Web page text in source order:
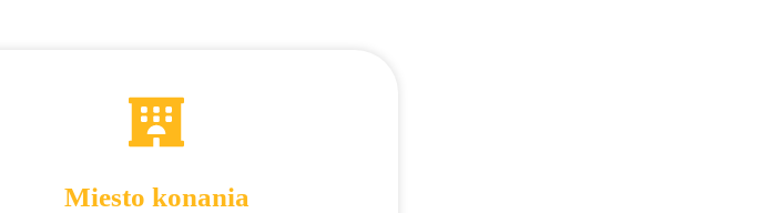
Miesto konania